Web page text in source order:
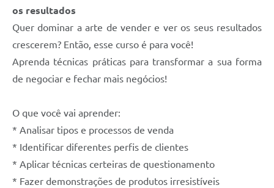
Jornal
Agenda
Diário Oficial
Editais
os resultados
Quer dominar a arte de vender e ver os seus resultados
crescerem? Então, esse curso é para você!
Aprenda técnicas práticas para transformar a sua forma
de negociar e fechar mais negócios!
O que você vai aprender:
* Analisar tipos e processos de venda
* Identificar diferentes perfis de clientes
* Aplicar técnicas certeiras de questionamento
* Fazer demonstrações de produtos irresistíveis